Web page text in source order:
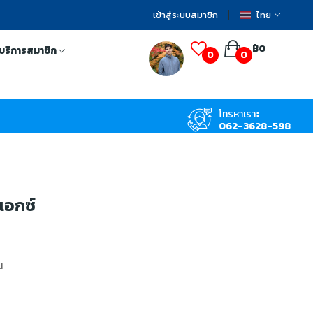
เข้าสู่ระบบสมาชิก ไทย
ริการสมาชิก 0 ฿0
0
โทรหาเรา:
062-3628-598
อกซ์